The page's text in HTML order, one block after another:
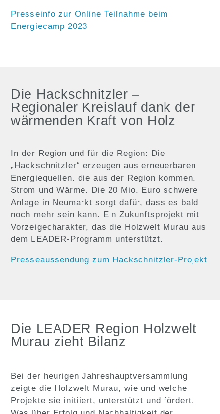
Presseinfo zur Online Teilnahme beim
Energiecamp 2023
Die Hackschnitzler –
Regionaler Kreislauf dank der
wärmenden Kraft von Holz
In der Region und für die Region: Die
„Hackschnitzler“ erzeugen aus erneuerbaren
Energiequellen, die aus der Region kommen,
Strom und Wärme. Die 20 Mio. Euro schwere
Anlage in Neumarkt sorgt dafür, dass es bald
noch mehr sein kann. Ein Zukunftsprojekt mit
Vorzeigecharakter, das die Holzwelt Murau aus
dem LEADER-Programm unterstützt.
Presseaussendung zum Hackschnitzler-Projekt
Die LEADER Region Holzwelt
Murau zieht Bilanz
Bei der heurigen Jahreshauptversammlung
zeigte die Holzwelt Murau, wie und welche
Projekte sie initiiert, unterstützt und fördert.